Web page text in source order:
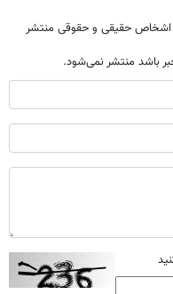
اشخاص حقیقی و حقوقی منتشر
باشد منتشر نمی‌شود.